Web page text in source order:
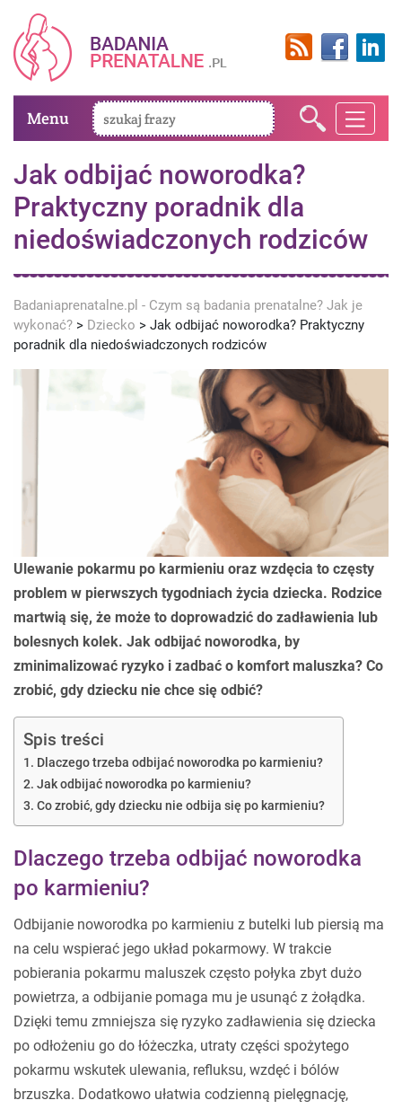
Menu
Jak odbijać noworodka?
Praktyczny poradnik dla
niedoświadczonych rodziców
Badaniaprenatalne.pl - Czym są badania prenatalne? Jak je
wykonać? > Dziecko > Jak odbijać noworodka? Praktyczny
poradnik dla niedoświadczonych rodziców
Ulewanie pokarmu po karmieniu oraz wzdęcia to częsty
problem w pierwszych tygodniach życia dziecka. Rodzice
martwią się, że może to doprowadzić do zadławienia lub
bolesnych kolek. Jak odbijać noworodka, by
zminimalizować ryzyko i zadbać o komfort maluszka? Co
zrobić, gdy dziecku nie chce się odbić?
Spis treści
Dlaczego trzeba odbijać noworodka po karmieniu?
Jak odbijać noworodka po karmieniu?
Co zrobić, gdy dziecku nie odbija się po karmieniu?
Dlaczego trzeba odbijać noworodka
po karmieniu?
Odbijanie noworodka po karmieniu z butelki lub piersią ma
na celu wspierać jego układ pokarmowy. W trakcie
pobierania pokarmu maluszek często połyka zbyt dużo
powietrza, a odbijanie pomaga mu je usunąć z żołądka.
Dzięki temu zmniejsza się ryzyko zadławienia się dziecka
po odłożeniu go do łóżeczka, utraty części spożytego
pokarmu wskutek ulewania, refluksu, wzdęć i bólów
brzuszka. Dodatkowo ułatwia codzienną pielęgnację,